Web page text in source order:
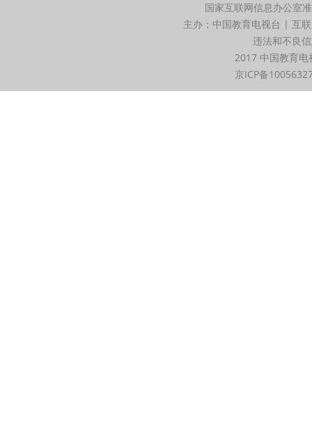
国家互联网信息办公室
主办：中国教育电视台 | 互
违法和不良
2017 中国教育
京ICP备